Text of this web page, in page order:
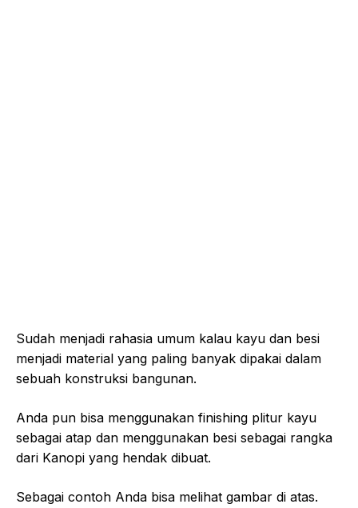
Sudah menjadi rahasia umum kalau kayu dan besi
menjadi material yang paling banyak dipakai dalam
sebuah konstruksi bangunan.
Anda pun bisa menggunakan finishing plitur kayu
sebagai atap dan menggunakan besi sebagai rangka
dari Kanopi yang hendak dibuat.
Sebagai contoh Anda bisa melihat gambar di atas.